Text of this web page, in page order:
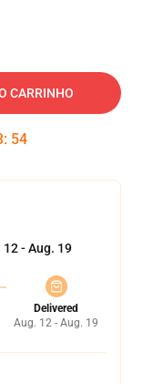
CARRINHO
: 54
12 - Aug. 19
Delivered
Aug. 12 - Aug. 19